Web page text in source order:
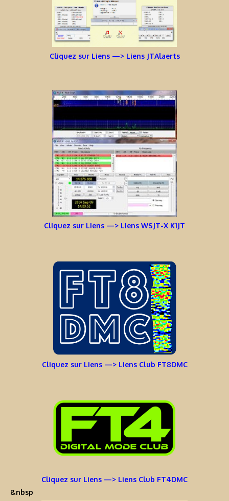
Cliquez sur Liens —> Liens JTAlaerts
Cliquez sur Liens —> Liens WSJT-X K1JT
Cliquez sur Liens —> Liens Club FT8DMC
Cliquez sur Liens —> Liens Club FT4DMC
&nbsp